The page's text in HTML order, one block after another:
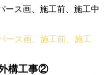
ース画、施工前、施工中
ース画、施工前、施工
構工事②